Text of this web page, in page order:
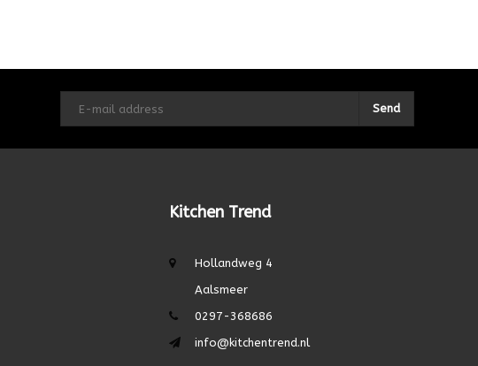
Send
Kitchen Trend
Hollandweg 4
Aalsmeer
0297-368686
info@kitchentrend.nl